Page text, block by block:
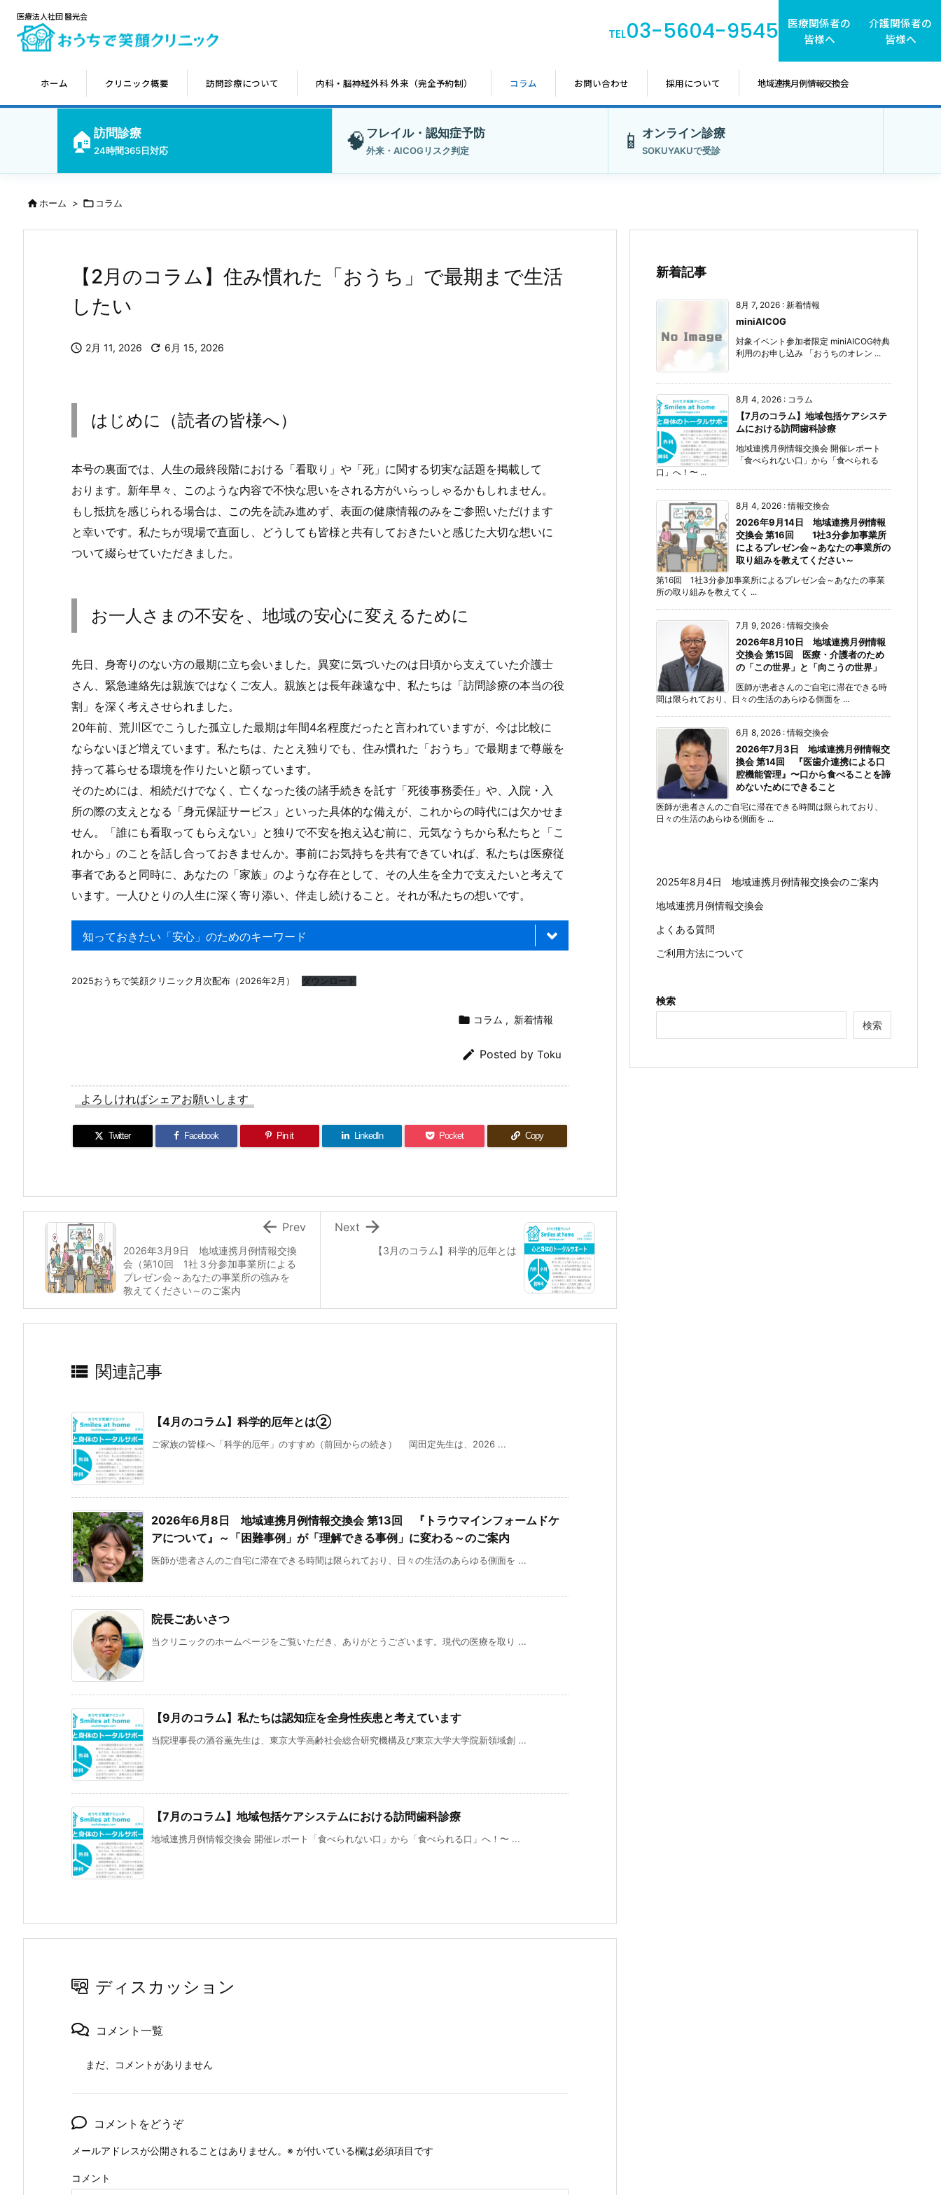
医療法人社団 醫光会
TEL03-5604-9545
医療関係者の
皆様へ
介護関係者の
皆様へ
ホーム クリニック概要 訪問診療について 内科・脳神経外科 外来（完全予約制） コラム お問い合わせ 採用について 地域連携月例情報交換会
🏠 訪問診療
24時間365日対応 🧠 フレイル・認知症予防
外来・AICOGリスク判定 📱 オンライン診療
SOKUYAKUで受診
ホーム >  コラム
【2月のコラム】住み慣れた「おうち」で最期まで生活
したい
 2月 11, 2026  6月 15, 2026
はじめに（読者の皆様へ）
本号の裏面では、人生の最終段階における「看取り」や「死」に関する切実な話題を掲載して
おります。新年早々、このような内容で不快な思いをされる方がいらっしゃるかもしれません。
もし抵抗を感じられる場合は、この先を読み進めず、表面の健康情報のみをご参照いただけます
と幸いです。私たちが現場で直面し、どうしても皆様と共有しておきたいと感じた大切な想いに
ついて綴らせていただきました。
お一人さまの不安を、地域の安心に変えるために
先日、身寄りのない方の最期に立ち会いました。異変に気づいたのは日頃から支えていた介護士
さん、緊急連絡先は親族ではなくご友人。親族とは長年疎遠な中、私たちは「訪問診療の本当の役
割」を深く考えさせられました。
20年前、荒川区でこうした孤立した最期は年間4名程度だったと言われていますが、今は比較に
ならないほど増えています。私たちは、たとえ独りでも、住み慣れた「おうち」で最期まで尊厳を
持って暮らせる環境を作りたいと願っています。
そのためには、相続だけでなく、亡くなった後の諸手続きを託す「死後事務委任」や、入院・入
所の際の支えとなる「身元保証サービス」といった具体的な備えが、これからの時代には欠かせま
せん。「誰にも看取ってもらえない」と独りで不安を抱え込む前に、元気なうちから私たちと「こ
れから」のことを話し合っておきませんか。事前にお気持ちを共有できていれば、私たちは医療従
事者であると同時に、あなたの「家族」のような存在として、その人生を全力で支えたいと考えて
います。一人ひとりの人生に深く寄り添い、伴走し続けること。それが私たちの想いです。
知っておきたい「安心」のためのキーワード
2025おうちで笑顔クリニック月次配布（2026年2月） ダウンロード
 コラム , 新着情報
 Posted by Toku
よろしければシェアお願いします
Twitter Facebook Pin it LinkedIn Pocket Copy
【3月のコラム】科学的厄年とは

Next
2026年3月9日 地域連携月例情報交換
会（第10回 1社３分参加事業所による
プレゼン会～あなたの事業所の強みを
教えてください～のご案内
 Prev
 関連記事
【4月のコラム】科学的厄年とは②
ご家族の皆様へ「科学的厄年」のすすめ（前回からの続き） 岡田定先生は、2026 ...
2026年6月8日 地域連携月例情報交換会 第13回 『トラウマインフォームドケ
アについて』～「困難事例」が「理解できる事例」に変わる～のご案内
医師が患者さんのご自宅に滞在できる時間は限られており、日々の生活のあらゆる側面を ...
院長ごあいさつ
当クリニックのホームページをご覧いただき、ありがとうございます。現代の医療を取り ...
【9月のコラム】私たちは認知症を全身性疾患と考えています
当院理事長の酒谷薫先生は、東京大学高齢社会総合研究機構及び東京大学大学院新領域創 ...
【7月のコラム】地域包括ケアシステムにおける訪問歯科診療
地域連携月例情報交換会 開催レポート「食べられない口」から「食べられる口」へ！〜 ...
ディスカッション
コメント一覧
まだ、コメントがありません
コメントをどうぞ
メールアドレスが公開されることはありません。 ※ が付いている欄は必須項目です
コメント
新着記事
8月 7, 2026 : 新着情報
miniAICOG
対象イベント参加者限定 miniAICOG特典
利用のお申し込み 「おうちのオレン ...
8月 4, 2026 : コラム
【7月のコラム】地域包括ケアシステ
ムにおける訪問歯科診療
地域連携月例情報交換会 開催レポート
「食べられない口」から「食べられる
口」へ！〜 ...
8月 4, 2026 :情報交換会
2026年9月14日 地域連携月例情報
交換会 第16回 1社3分参加事業所
によるプレゼン会～あなたの事業所の
取り組みを教えてください～
第16回 1社3分参加事業所によるプレゼン会～あなたの事業
所の取り組みを教えてく ...
7月 9, 2026 :情報交換会
2026年8月10日 地域連携月例情報
交換会 第15回 医療・介護者のため
の「この世界」と「向こうの世界」
医師が患者さんのご自宅に滞在できる時
間は限られており、日々の生活のあらゆる側面を ...
6月 8, 2026 :情報交換会
2026年7月3日 地域連携月例情報交
換会 第14回 『医歯介連携による口
腔機能管理』〜口から食べることを諦
めないためにできること
医師が患者さんのご自宅に滞在できる時間は限られており、
日々の生活のあらゆる側面を ...
2025年8月4日 地域連携月例情報交換会のご案内
地域連携月例情報交換会
よくある質問
ご利用方法について
検索
検索